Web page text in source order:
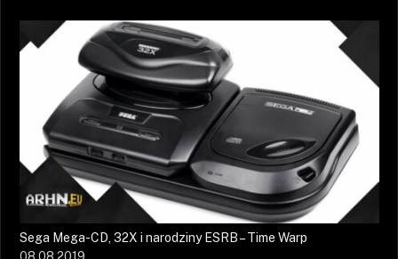
Sega Mega-CD, 32X i narodziny ESRB – Time Warp
08.08.2019